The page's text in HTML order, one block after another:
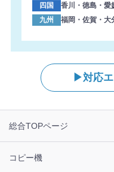
四国
香川・徳島・愛
九州
福岡・佐賀・大
対応
ッ
タ
総合TOPページ
コピー機